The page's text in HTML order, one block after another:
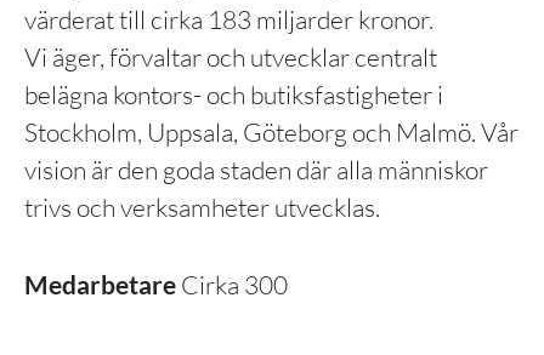
värderat till cirka 183 miljarder kronor.
Vi äger, förvaltar och utvecklar centralt
belägna kontors- och butiksfastigheter i
Stockholm, Uppsala, Göteborg och Malmö. Vår
vision är den goda staden där alla människor
trivs och verksamheter utvecklas.
Medarbetare Cirka 300